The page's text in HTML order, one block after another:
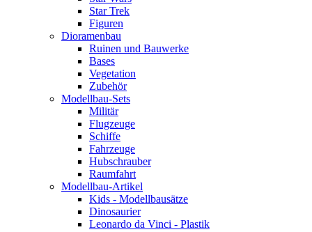
Star Trek
Figuren
Dioramenbau
Ruinen und Bauwerke
Bases
Vegetation
Zubehör
Modellbau-Sets
Militär
Flugzeuge
Schiffe
Fahrzeuge
Hubschrauber
Raumfahrt
Modellbau-Artikel
Kids - Modellbausätze
Dinosaurier
Leonardo da Vinci - Plastik